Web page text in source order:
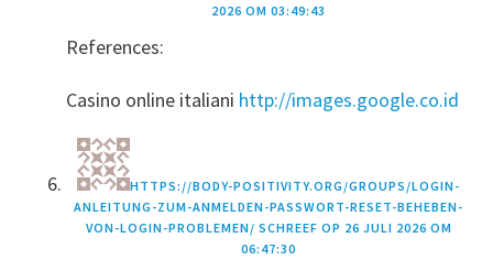
2026 OM 03:49:43
References:
Casino online italiani http://images.google.co.id
HTTPS://BODY-POSITIVITY.ORG/GROUPS/LOGIN-
ANLEITUNG-ZUM-ANMELDEN-PASSWORT-RESET-BEHEBEN-
VON-LOGIN-PROBLEMEN/ SCHREEF OP 26 JULI 2026 OM
06:47:30